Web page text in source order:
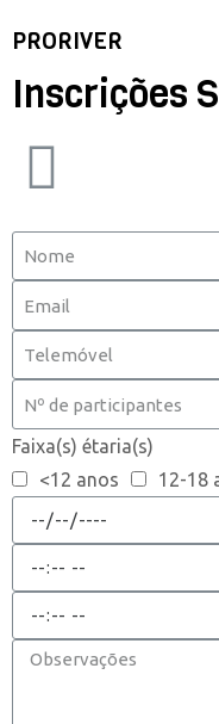
PRORIVER
Inscrições
Faixa(s) étaria(s)
<12 anos
12-18